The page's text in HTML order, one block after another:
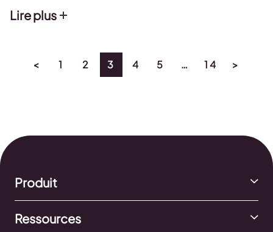
options pour programmer des stories Instagram :
Lire plus
< 1 2 3 4 5 … 14 >
Produit
Ressources